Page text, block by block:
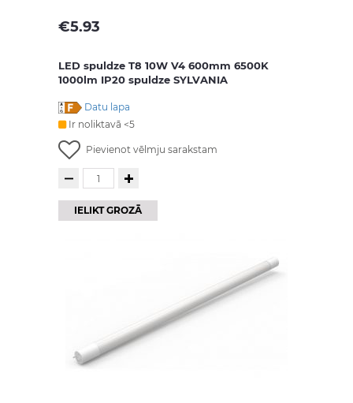
€5.93
LED spuldze T8 10W V4 600mm 6500K
1000lm IP20 spuldze SYLVANIA
Datu lapa
Ir noliktavā <5
Pievienot vēlmju sarakstam
IELIKT GROZĀ